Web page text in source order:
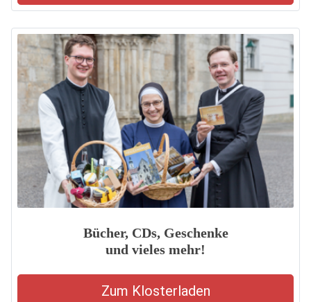
Bücher, CDs, Geschenke
und vieles mehr!
Zum Klosterladen